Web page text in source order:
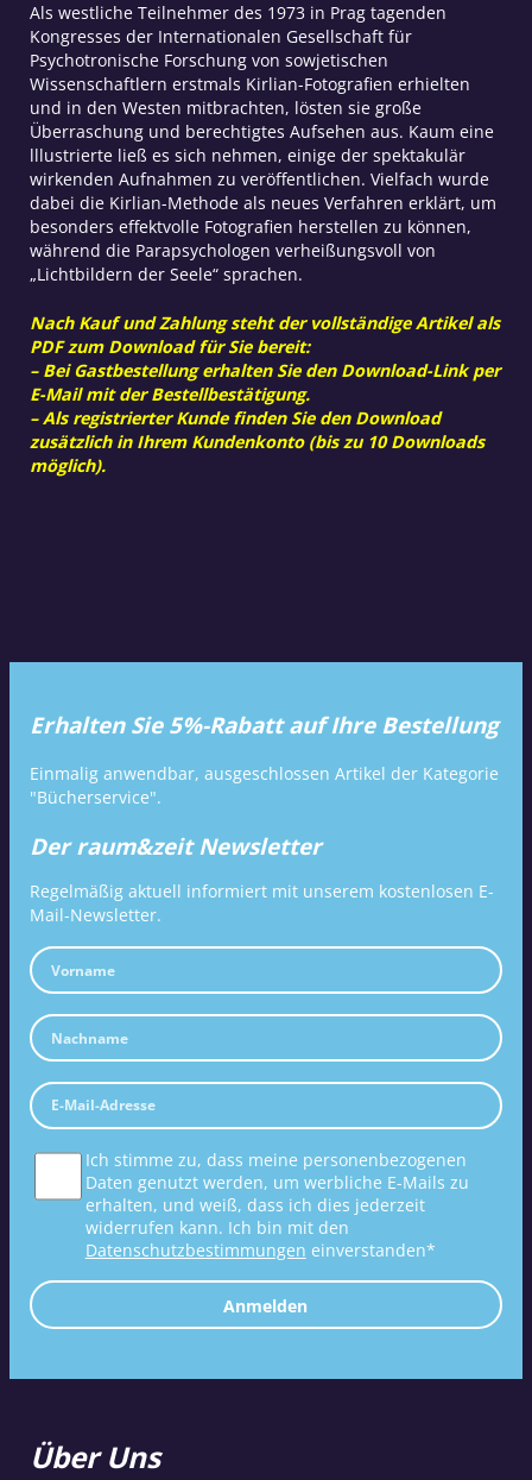
Als westliche Teilnehmer des 1973 in Prag tagenden
Kongresses der Internationalen Gesellschaft für
Psychotronische Forschung von sowjetischen
Wissenschaftlern erstmals Kirlian-Fotografien erhielten
und in den Westen mitbrachten, lösten sie große
Überraschung und berechtigtes Aufsehen aus. Kaum eine
lllustrierte ließ es sich nehmen, einige der spektakulär
wirkenden Aufnahmen zu veröffentlichen. Vielfach wurde
dabei die Kirlian-Methode als neues Verfahren erklärt, um
besonders effektvolle Fotografien herstellen zu können,
während die Parapsychologen verheißungsvoll von
„Lichtbildern der Seele“ sprachen.
Nach Kauf und Zahlung steht der vollständige Artikel als
PDF zum Download für Sie bereit:
– Bei Gastbestellung erhalten Sie den Download-Link per
E-Mail mit der Bestellbestätigung.
– Als registrierter Kunde finden Sie den Download
zusätzlich in Ihrem Kundenkonto (bis zu 10 Downloads
möglich).
Erhalten Sie 5%-Rabatt auf Ihre Bestellung
Einmalig anwendbar, ausgeschlossen Artikel der Kategorie
"Bücherservice".
Der raum&zeit Newsletter
Regelmäßig aktuell informiert mit unserem kostenlosen E-
Mail-Newsletter.
Ich stimme zu, dass meine personenbezogenen
Daten genutzt werden, um werbliche E-Mails zu
erhalten, und weiß, dass ich dies jederzeit
widerrufen kann. Ich bin mit den
Datenschutzbestimmungen einverstanden*
Anmelden
Über Uns